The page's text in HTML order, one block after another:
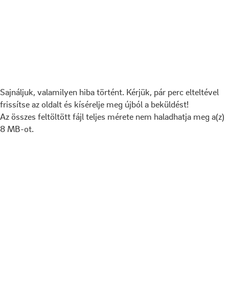
Sajnáljuk, valamilyen hiba történt. Kérjük, pár perc elteltével
frissítse az oldalt és kísérelje meg újból a beküldést!
Az összes feltöltött fájl teljes mérete nem haladhatja meg a(z)
8 MB-ot.